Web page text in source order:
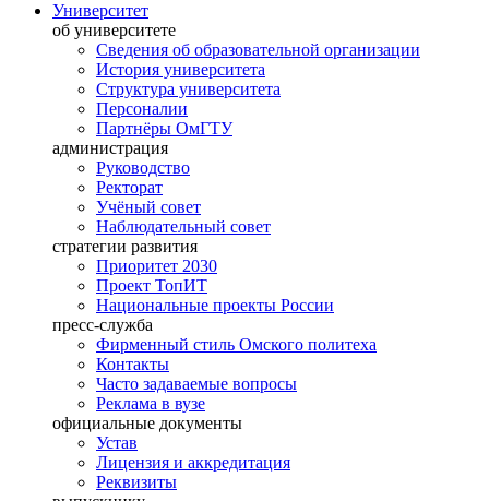
Университет
об университете
Сведения об образовательной организации
История университета
Структура университета
Персоналии
Партнёры ОмГТУ
администрация
Руководство
Ректорат
Учёный совет
Наблюдательный совет
стратегии развития
Приоритет 2030
Проект ТопИТ
Национальные проекты России
пресс-служба
Фирменный стиль Омского политеха
Контакты
Часто задаваемые вопросы
Реклама в вузе
официальные документы
Устав
Лицензия и аккредитация
Реквизиты